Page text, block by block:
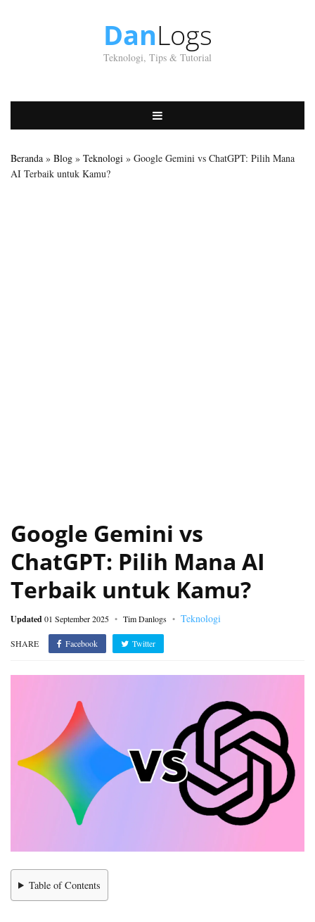
DanLogs
Teknologi, Tips & Tutorial
Beranda » Blog » Teknologi » Google Gemini vs ChatGPT: Pilih Mana
AI Terbaik untuk Kamu?
Google Gemini vs
ChatGPT: Pilih Mana AI
Terbaik untuk Kamu?
Updated01 September 2025 Tim Danlogs Teknologi
SHARE Facebook Twitter
Table of Contents